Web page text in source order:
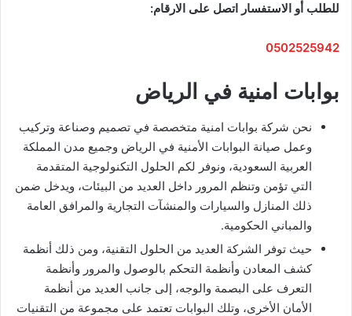
للطلب أو الاستفسار اتصل على الارقام:
0502525942
بوابات امنية في الرياض
نحن شركة بوابات امنية متخصصة في تصميم وصناعة وتركيب
وعمل صيانة البوابات الأمنية في الرياض وجميع مدن المملكة
العربية السعودية، ونوفر لكم الحلول التكنولوجية المتقدمة
التي تؤمن وتنظم المرور داخل العديد من البيئات، ويدخل ضمن
ذلك المنازل والسيارات والمنشآت التجارية والمرافق العامة
والمباني الحكومية.
حيث توفر الشركة العديد من الحلول التقنية، ومن ذلك أنظمة
كشف المعادن وأنظمة التحكم بالوصول والمرور وأنظمة
التعرف على البصمة والوجه، إلى جانب العديد من أنظمة
الأمان الأخرى، وتلك البوابات تعتمد على مجموعة من التقنيات